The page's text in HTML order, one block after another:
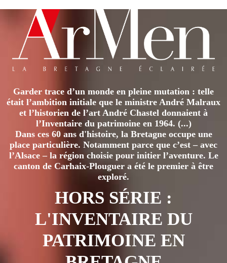
Garder trace d’un monde en pleine mutation : telle
était l’ambition initiale que le ministre André Malraux
et l’historien de l’art André Chastel donnaient à
l’Inventaire du patrimoine en 1964. (...)
Dans ces 60 ans d'histoire, la Bretagne occupe une
place particulière. Notamment parce que c’est – avec
l’Alsace – la région choisie pour initier l’aventure. Le
canton de Carhaix-Plouguer a été le premier à être
exploré.
HORS SÉRIE :
L'INVENTAIRE DU
PATRIMOINE EN